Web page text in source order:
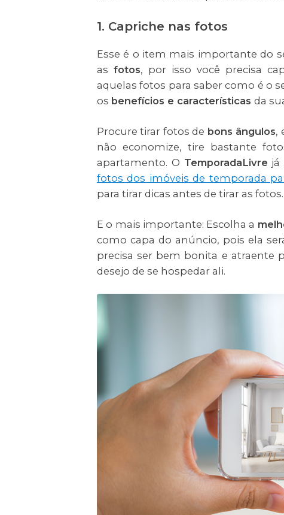
1. Capriche nas fotos
Esse é o item mais importante do
asfotos, por isso você precisa
aquelas fotos para saber como é o
os benefícios e características da
Procure tirar fotos de bons ângulos,
não economize, tire bastante
apartamento. O TemporadaLivre já
fotos dos imóveis de temporada
para tirar dicas antes de tirar as fotos.
E o mais importante: Escolha a
como capa do anúncio, pois ela
precisa ser bem bonita e atraente
desejo de se hospedar ali.